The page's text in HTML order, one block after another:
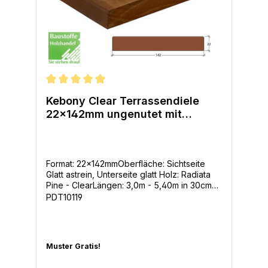
und in Character, astig (Ausgangsmaterial:
Pinus sylvestris).
Kebony Clear Terrassendiele
22x142mm ungenutet mit
Format: 22x142mmOberfläche: Sichtseite
Glatt astrein, Unterseite glatt Holz: Radiata
Pine - ClearLängen: 3,0m - 5,40m in 30cm
SchrittenDauerhaftigkeitsklasse: 1
Mitte Kebony ist hochwertiges Echtholz, von
PDT10119
Muster Gratis!